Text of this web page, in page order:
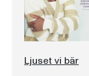
Ljuset vi bär